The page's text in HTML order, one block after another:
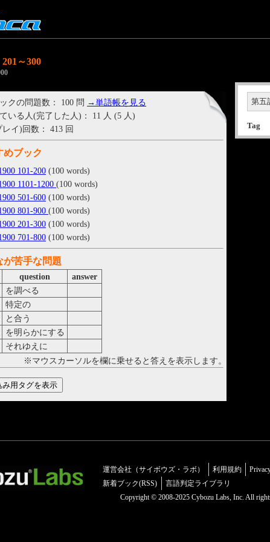
～300
第五
Tag
クの問題数： 100 問 →単語帳を見る
いる人(完了した人)： 11 人 (5 人)
イ)回数： 413 回
めブック
101-200 (100 words)
1101-1200(100 words)
501-600 (100 words)
801-900(100 words)
201-300 (100 words)
701-800 (100 words)
が苦手な問題
question
answer
を調べる
特定の
と合う
を明らかにする
それゆえに
※マウスカーソルを欄に乗せると答えを表示します。
運営会社（サイボウズ・ラボ） 利用規約
新着ブック(RSS)
言語判定ライブラリ
Copyright © 2008-2025 Cybozu Labs, Inc. All